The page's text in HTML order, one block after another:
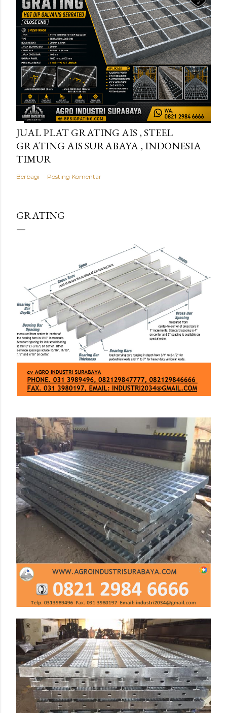
JUAL PLAT GRATING AIS , STEEL
GRATING AIS SURABAYA , INDONESIA
TIMUR
Berbagi Posting Komentar
GRATING